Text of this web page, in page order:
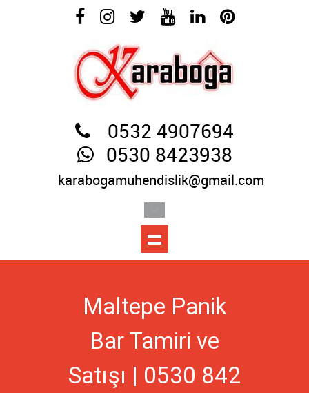
0532 4907694
0530 8423938
karabogamuhendislik@gmail.com
Maltepe Panik
Bar Tamiri ve
Satışı | 0530 842